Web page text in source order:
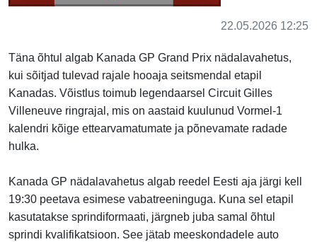
22.05.2026 12:25
Täna õhtul algab Kanada GP Grand Prix nädalavahetus,
kui sõitjad tulevad rajale hooaja seitsmendal etapil
Kanadas. Võistlus toimub legendaarsel Circuit Gilles
Villeneuve ringrajal, mis on aastaid kuulunud Vormel-1
kalendri kõige ettearvamatumate ja põnevamate radade
hulka.
Kanada GP nädalavahetus algab reedel Eesti aja järgi kell
19:30 peetava esimese vabatreeninguga. Kuna sel etapil
kasutatakse sprindiformaati, järgneb juba samal õhtul
sprindi kvalifikatsioon. See jätab meeskondadele auto